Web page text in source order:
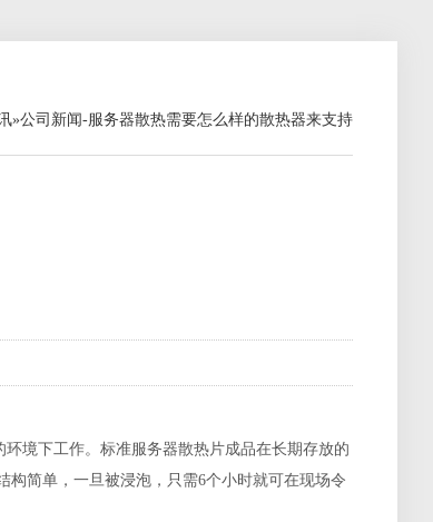
»公司新闻-服务器散热需要怎么样的散热器来支持
境下工作。标准服务器散热片成品在长期存放的
简单，一旦被浸泡，只需6个小时就可在现场令